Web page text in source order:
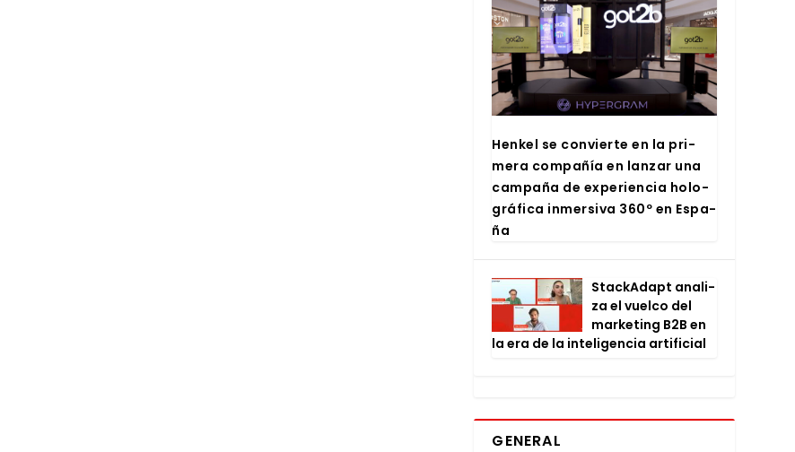
Hen­kel se con­vier­te en la pri­
me­ra com­pa­ñía en lan­zar una
cam­pa­ña de expe­rien­cia holo­
grá­fi­ca inmer­si­va 360º en Espa­
ña
Stac­kA­dapt ana­li­
za el vuel­co del
mar­ke­ting B2B en
la era de la inte­li­gen­cia arti­fi­cial
GENERAL